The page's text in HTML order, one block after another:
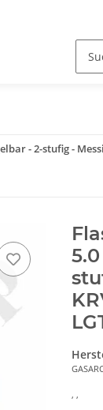
- 2-stufig -
, ,